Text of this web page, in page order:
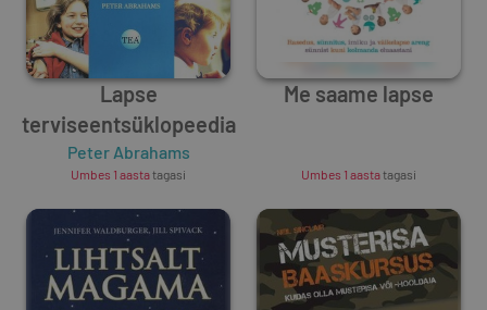
Lapse
terviseentsüklopeedia
Peter Abrahams
Umbes 1 aastatagasi
Me saame lapse
Umbes 1 aastatagasi